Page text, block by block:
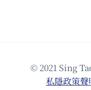
© 2021 Sing
私隱政策聲